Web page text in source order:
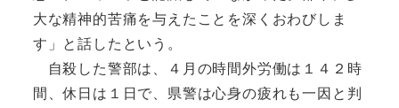
大な精神的苦痛を与えたことを深くおわびしま
す」と話したという。
自殺した警部は、４月の時間外労働は１４２時
間、休日は１日で、県警は心身の疲れも一因と判